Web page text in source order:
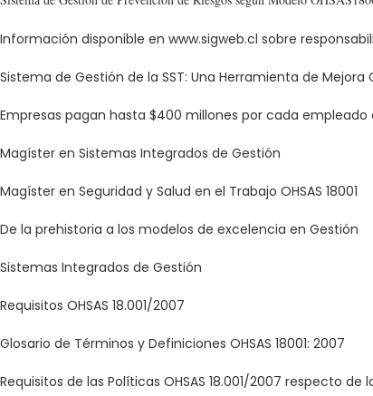
Información disponible en www.sigweb.cl sobre
Sistema de Gestión de la SST: Una Herramienta de
Empresas pagan hasta $400 millones por cada
Magíster en Sistemas Integrados de Gestión
Magíster en Seguridad y Salud en el Trabajo OHSAS 18001
De la prehistoria a los modelos de excelencia en Gestión
Sistemas Integrados de Gestión
Requisitos OHSAS 18.001/2007
Glosario de Términos y Definiciones OHSAS 18001: 2007
Requisitos de las Políticas OHSAS 18.001/2007 respecto de